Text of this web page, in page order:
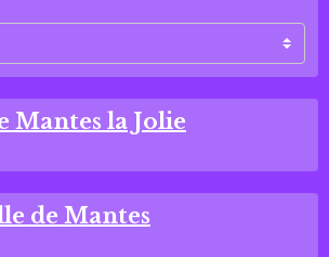
Mantes la Jolie
de Mantes